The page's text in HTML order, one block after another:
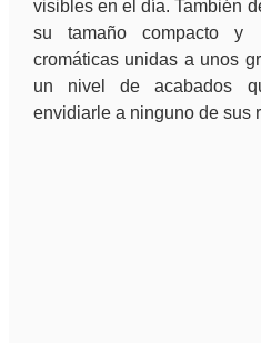
visibles en el día. También
su tamaño compacto y
cromáticas unidas a unos
un nivel de acabados
envidiarle a ninguno de sus